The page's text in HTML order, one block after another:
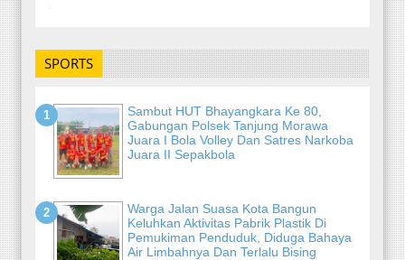
-
SPORTS
Sambut HUT Bhayangkara Ke 80,
Gabungan Polsek Tanjung Morawa
Juara I Bola Volley Dan Satres Narkoba
Juara II Sepakbola
Warga Jalan Suasa Kota Bangun
Keluhkan Aktivitas Pabrik Plastik Di
Pemukiman Penduduk, Diduga Bahaya
Air Limbahnya Dan Terlalu Bising